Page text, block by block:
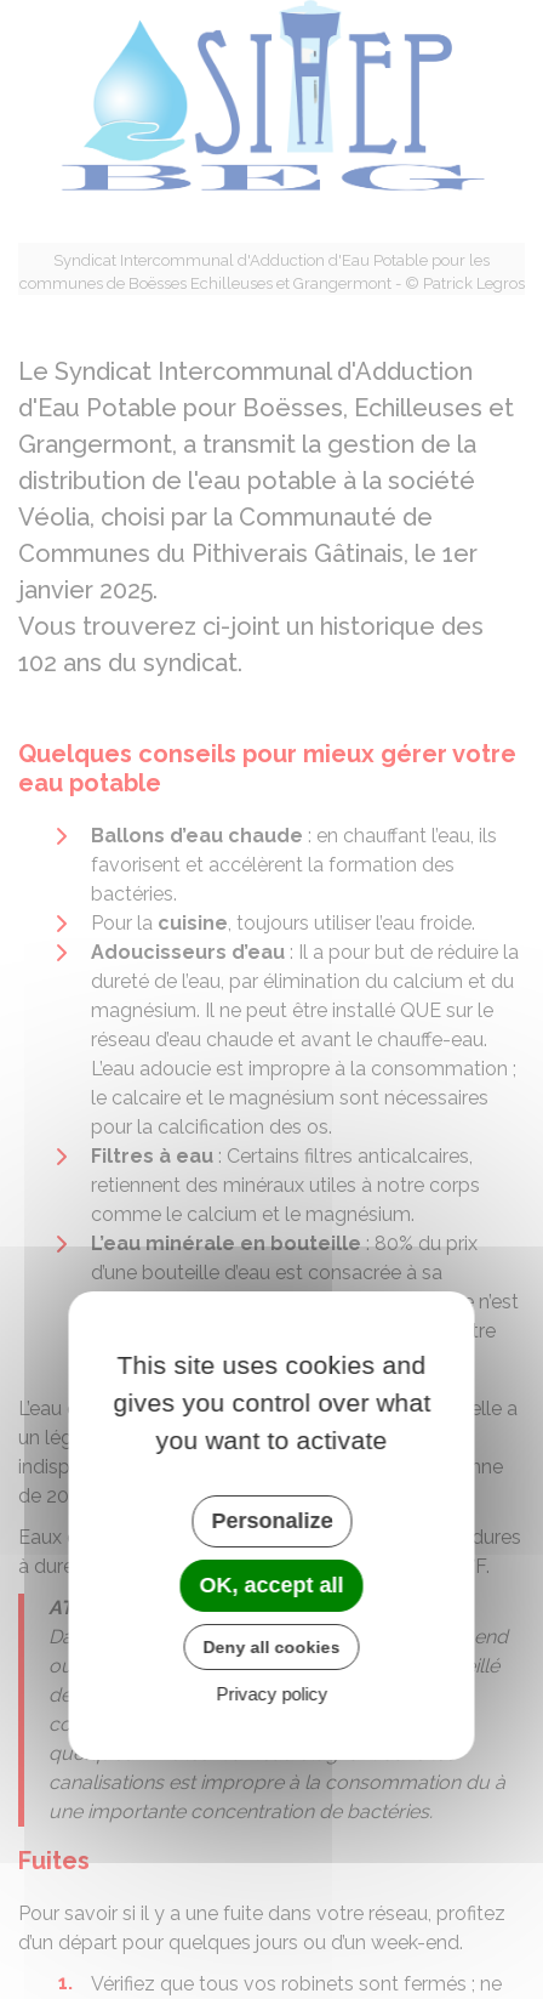
Syndicat Intercommunal d'Adduction d'Eau Potable pour les
communes de Boësses Echilleuses et Grangermont - © Patrick Legros
Le Syndicat Intercommunal d'Adduction
d'Eau Potable pour Boësses, Echilleuses et
Grangermont, a transmit la gestion de la
distribution de l'eau potable à la société
Véolia, choisi par la Communauté de
Communes du Pithiverais Gâtinais, le 1er
janvier 2025.
Vous trouverez ci-joint un historique des
102 ans du syndicat.
Quelques conseils pour mieux gérer votre
eau potable
Ballons d’eau chaude : en chauffant l’eau, ils
favorisent et accélèrent la formation des
bactéries.
Pour la cuisine, toujours utiliser l’eau froide.
Adoucisseurs d’eau : Il a pour but de réduire la
dureté de l’eau, par élimination du calcium et du
magnésium. Il ne peut être installé QUE sur le
réseau d’eau chaude et avant le chauffe-eau.
L’eau adoucie est impropre à la consommation ;
le calcaire et le magnésium sont nécessaires
pour la calcification des os.
Filtres à eau : Certains filtres anticalcaires,
retiennent des minéraux utiles à notre corps
comme le calcium et le magnésium.
L’eau minérale en bouteille: 80% du prix
d’une bouteille d’eau est consacrée à sa
commercialisation et à son emballage. Elle n’est
pas meilleure que l’eau que vous avez à votre
robinet.
L’eau que nous distribuons est excellente. Même si elle a
un léger excédent de sélénium (le sélénium est
indispensable au corps humain) d’une dureté moyenne
de 20°F elle ne nécessite pas d’être adoucie.
Eaux douces moins de 20°F – Eaux moyennement dures
à dures de 20°F à 35°F – Eaux très dures plus de 35°F.
ATTENTION !
Dans une maison, qui n’est habitée que le week-end
ou pendant les vacances, il est fortement conseillé
de purger votre réseau d’eau potable avant
consommation, en laissant les robinets ouverts
quelques minutes. Car l’eau stagnant dans les
canalisations est impropre à la consommation du à
une importante concentration de bactéries.
Fuites
Pour savoir si il y a une fuite dans votre réseau, profitez
d’un départ pour quelques jours ou d’un week-end.
Vérifiez que tous vos robinets sont fermés ; ne
This site uses cookies and
gives you control over what
you want to activate
Personalize
OK, accept all
Deny all cookies
Privacy policy